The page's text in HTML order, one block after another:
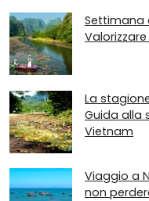
Settimana
La
Guida alla
Vietnam
Viaggio a
non